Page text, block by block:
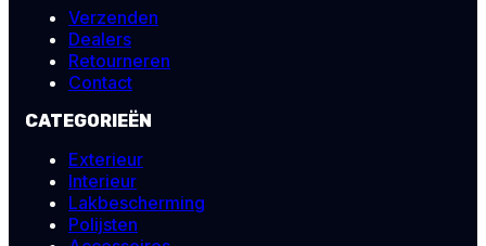
Verzenden
Dealers
Retourneren
Contact
CATEGORIEËN
Exterieur
Interieur
Lakbescherming
Polijsten